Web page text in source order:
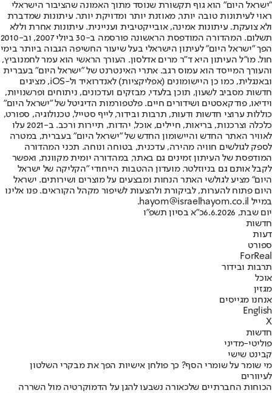
"ישראל היום" הוא גוף תקשורת שנוסד מתוך האמונה שהציבור הישראלי
ראוי לעיתונות טובה יותר, מאוזנת יותר ומדויקת יותר. עיתונות שמדברת
ולא צועקת. עיתונות אמינה, אובייקטיבית ועניינית. עיתונות אחרת וללא
תשלום. המהדורה המודפסת הראשונה פורסמה ב-30 ביולי 2007, וב-2010
הפך "ישראל היום" לעיתון הישראלי בעל שיעור החשיפה הגבוה ביותר בימי
חול. מו"ל העיתון היא ד"ר מרים אדלסון. העורך הראשי הוא עמר לחמנוביץ,
והעורך המייסד הוא עמוס רגב. אתרי האינטרנט של "ישראל היום" בעברית
ובאנגלית, כמו כן היישומונים (אפליקציות) לאנדרואיד ול-iOS, מציגים
חדשות מסביב לשעון, תוכן בלעדי, מבזקים ועדכונים, ניתוחים ופרשנויות,
וידיאו, פודקאסטים ושידורים חיים. פלטפורמות הדיגיטל של "ישראל היום"
כוללות ערוצי חדשות ודעות, תרבות ובידור, לייף סטייל, טכנולוגיה, ספורט,
כלכלה וצרכנות, בריאות, חיילים, אוכל, יהדות, תיירות ורכב. ב-2021 עלו
לאוויר האתר החדש והיישומון החדש של "ישראל היום" בעברית, במטרה
לספק לגולשים חוויה מהירה, עדכנית, בטוחה ונוחה. תכני המהדורה
המודפסת של העיתון זמינים גם באתר, במהדורה יומית מקוונת, ואפשר
לקבל אותם גם בניוזלטר. מועדון ההטבות הייחודי "הקליקה של ישראל
היום" מציע לגולשי האתר הנחות ומבצעים על מוצרים ושירותים. ישראל
היום פתוח להערות, לביקורת ולהצעות לשיפור מקהל הקוראים. פנו אלינו
במייל hayom@israelhayom.co.il.
יום שבת, 6.6.2026
כ"א בסיון תשפ"ו
חדשות
דעות
ספורט
ForReal
תרבות ובידור
אוכל
מגזין
אנחנו מגייסים
English
X
חדשות
פוליטי-מדיני
קבינט שישי
מי שומר על שומרי הסף? כך פולחן אישיות הפך את מבקרי השלטון
לעיוורים
הכוחות החברתיים שלכאורה נשבעו להגן על הדמוקרטיה מול השררה